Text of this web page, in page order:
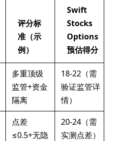
评分标
准（示
例）
Swift
Stocks
Options
预估得分
多重顶级
监管+资金
隔离
18-22（需
验证监管详
情）
点差
≤0.5+无隐
20-24（需
实测点差）